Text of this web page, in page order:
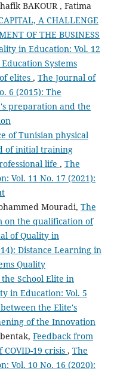
BAKOUR , Fatima
A CHALLENGE
OF THE BUSINESS
in Education: Vol. 12
Systems
elites , The Journal of
6 (2015): The
preparation and the
of Tunisian physical
of initial training
life , The
Vol. 11 No. 17 (2021):
Mouradi, The
on the qualification of
of Quality in
Distance Learning in
Quality
School Elite in
in Education: Vol. 5
the Elite's
of the Innovation
Feedback from
19 crisis , The
Vol. 10 No. 16 (2020):